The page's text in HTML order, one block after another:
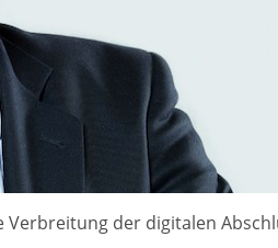
Verbreitung der digitalen